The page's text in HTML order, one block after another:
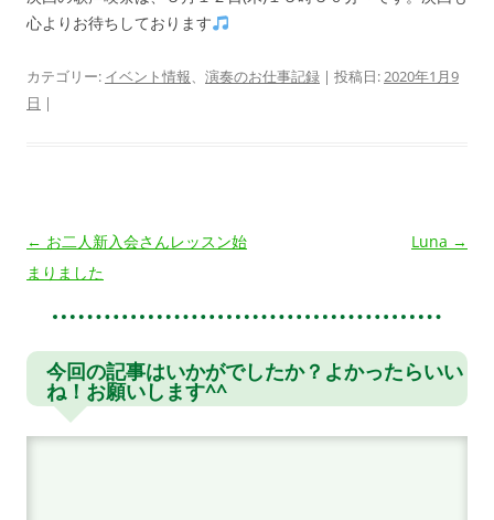
心よりお待ちしております
カテゴリー: イベント情報、 演奏のお仕事記録 | 投稿日:2020年1月9
日 |
投
稿
ゲ
ー
← お二人新入会さんレッスン始
まりました
Luna →
今回の記事はいかがでしたか？よかったらいい
ね！お願いします^^